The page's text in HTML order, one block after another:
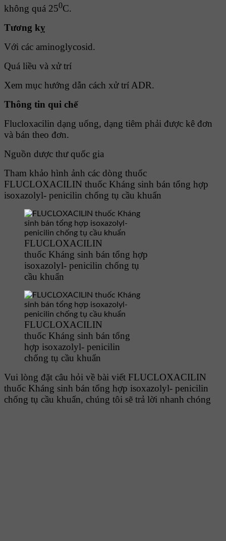
không quá 250C.
Tương kỵ
Với các aminoglycosid.
Quá liều và xử trí
Xem mục hướng dẫn cách xử trí ADR.
Thông tin qui chế
Flucloxacilin dạng uống, dạng tiêm phải được kê đơn
và bán theo đơn.
Nguồn dược thư quốc gia
Tham khảo hình ảnh các dòng thuốc
FLUCLOXACILIN thuốc Kháng sinh bán tổng hợp
isoxazolyl- penicilin chống tụ cầu khuẩn
FLUCLOXACILIN
thuốc Kháng sinh bán tổng hợp
isoxazolyl- penicilin chống tụ
cầu khuẩn
FLUCLOXACILIN
thuốc Kháng sinh bán tổng
hợp isoxazolyl- penicilin
chống tụ cầu khuẩn
Vui lòng đặt câu hỏi về bài viết FLUCLOXACILIN
thuốc Kháng sinh bán tổng hợp isoxazolyl- penicilin
chống tụ cầu khuẩn, chúng tôi sẽ trả lời nhanh chóng